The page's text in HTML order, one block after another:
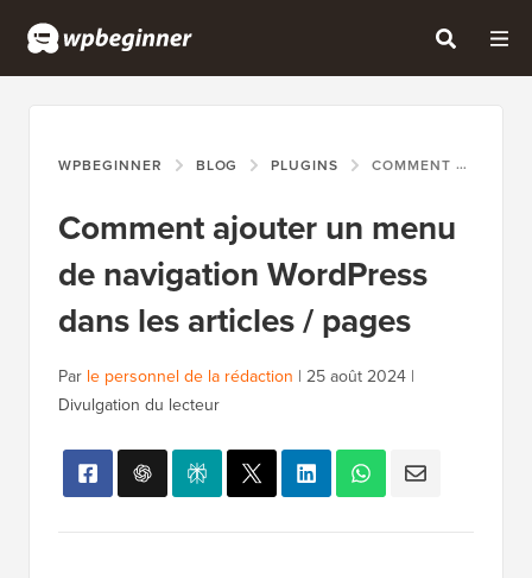
WPBEGINNER BLOG PLUGINS COMMENT AJOUTER UN MENU DE NAVIGATION WORDPRESS DANS LES ARTICLES / PAGES
Comment ajouter un menu
de navigation WordPress
dans les articles / pages
Par le personnel de la rédaction | 25 août 2024 |
Divulgation du lecteur